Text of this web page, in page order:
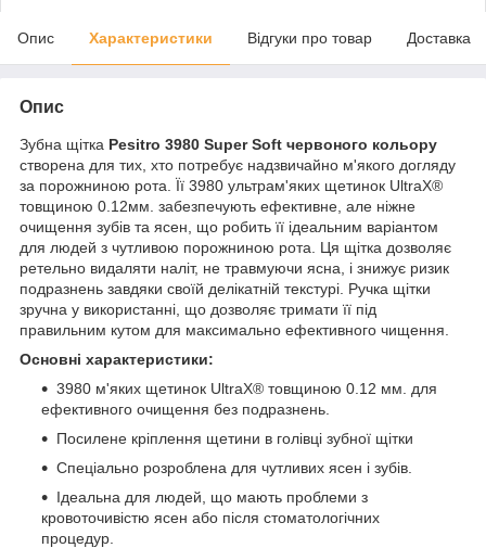
Опис Характеристики Відгуки про товар Доставка
Опис
Зубна щітка Pesitro 3980 Super Soft червоного кольору
створена для тих, хто потребує надзвичайно м'якого догляду
за порожниною рота. Її 3980 ультрам'яких щетинок UltraX®
товщиною 0.12мм. забезпечують ефективне, але ніжне
очищення зубів та ясен, що робить її ідеальним варіантом
для людей з чутливою порожниною рота. Ця щітка дозволяє
ретельно видаляти наліт, не травмуючи ясна, і знижує ризик
подразнень завдяки своїй делікатній текстурі. Ручка щітки
зручна у використанні, що дозволяє тримати її під
правильним кутом для максимально ефективного чищення.
Основні характеристики:
3980 м'яких щетинок UltraX® товщиною 0.12 мм. для
ефективного очищення без подразнень.
Посилене кріплення щетини в голівці зубної щітки
Спеціально розроблена для чутливих ясен і зубів.
Ідеальна для людей, що мають проблеми з
кровоточивістю ясен або після стоматологічних
процедур.